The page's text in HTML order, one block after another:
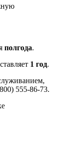
полгода.
1 год.
555-86-73.